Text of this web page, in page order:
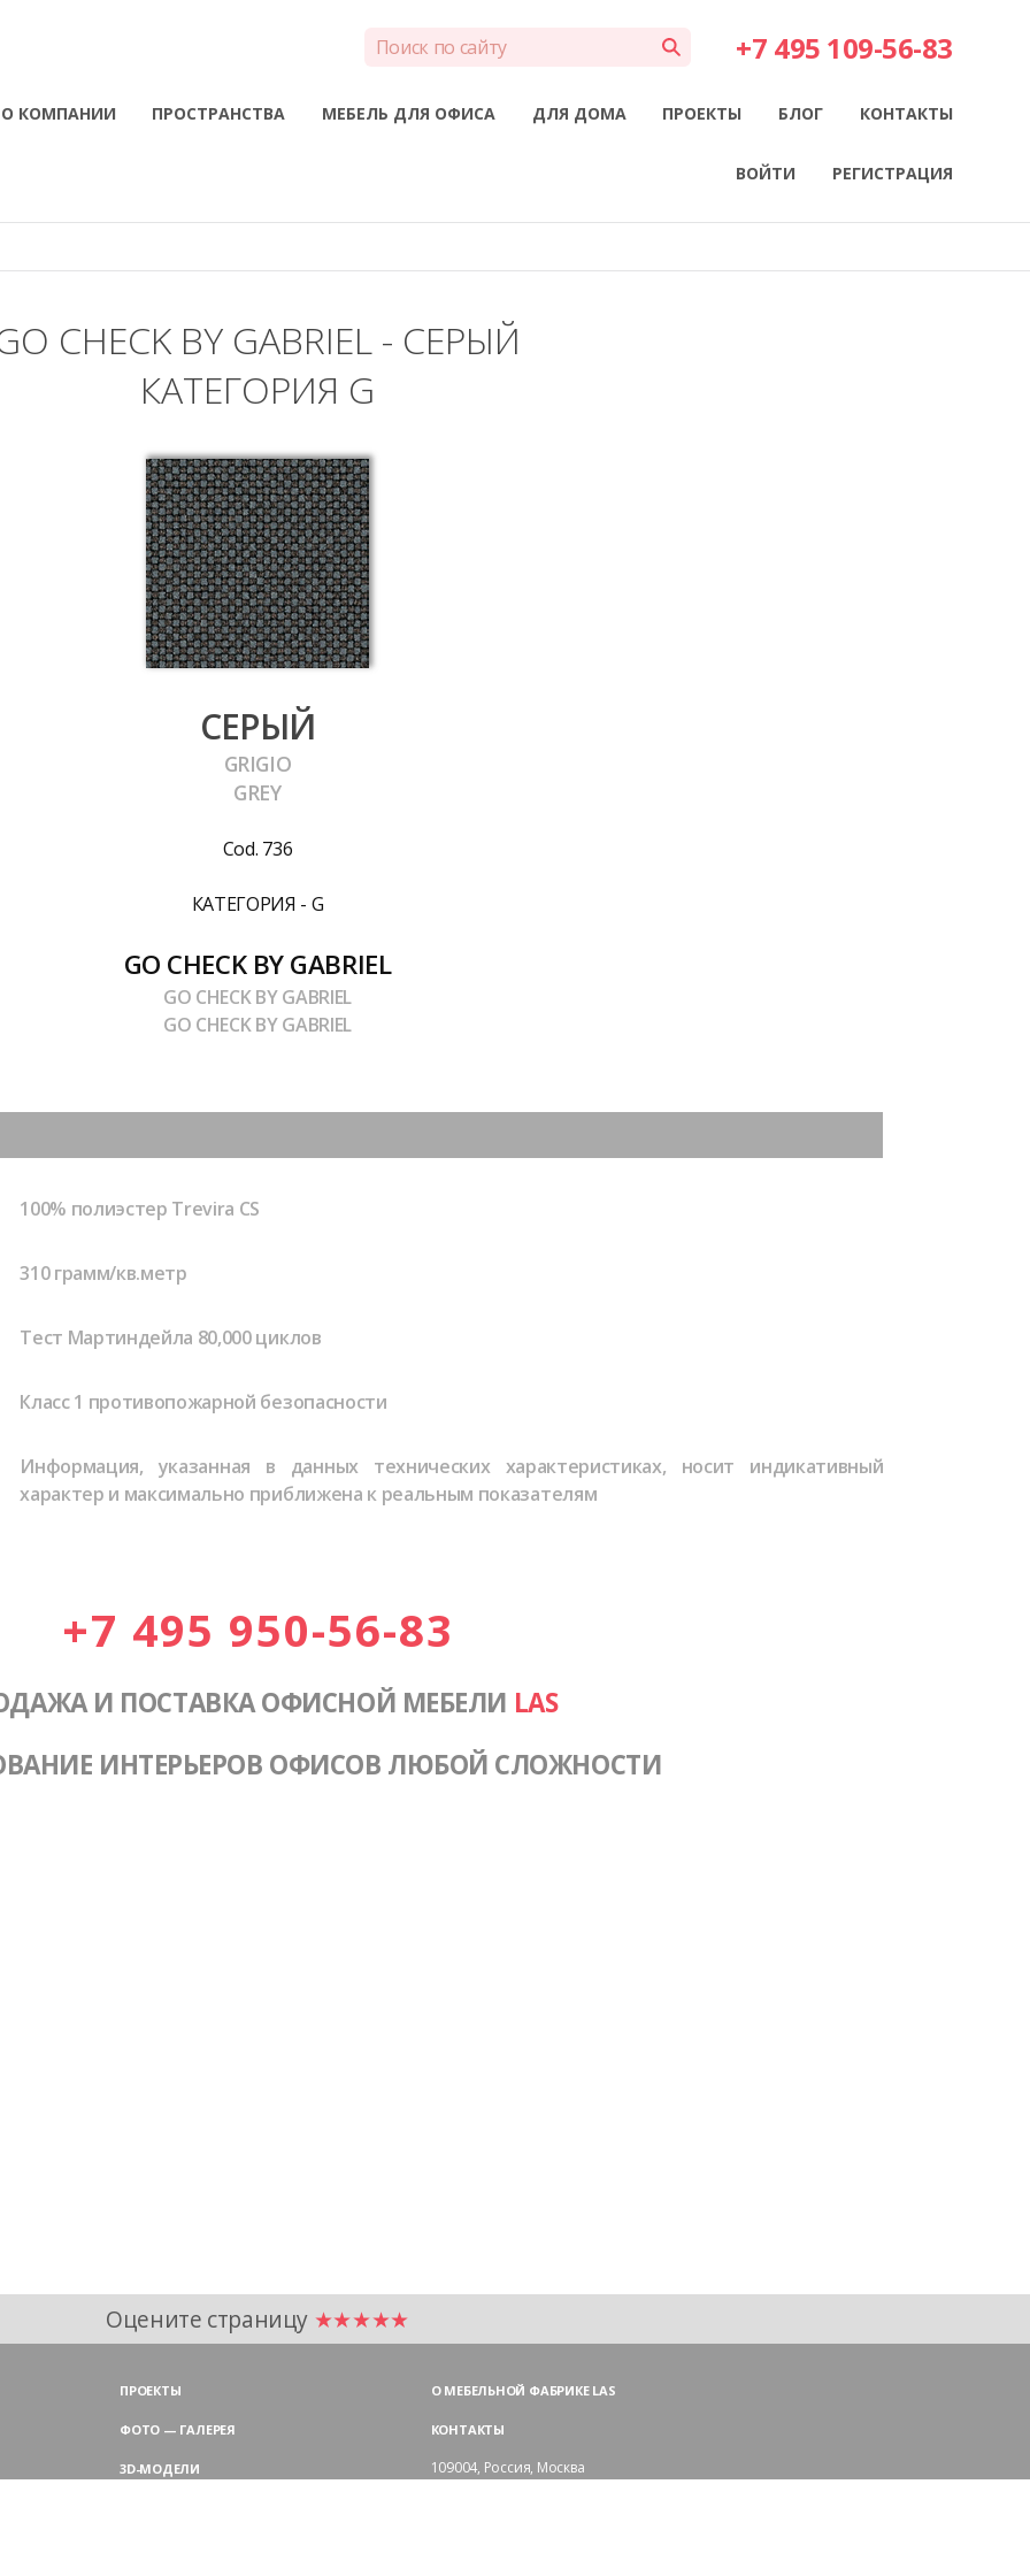
+7 495 109-56-83
О КОМПАНИИ ПРОСТРАНСТВА МЕБЕЛЬ ДЛЯ ОФИСА ДЛЯ ДОМА ПРОЕКТЫ БЛОГ КОНТАКТЫ
ВОЙТИ РЕГИСТРАЦИЯ
CHECK BY GABRIEL - СЕРЫЙ
КАТЕГОРИЯ G
СЕРЫЙ
GRIGIO
GREY
Cod. 736
КАТЕГОРИЯ - G
GO CHECK BY GABRIEL
GO CHECK BY GABRIEL
GO CHECK BY GABRIEL
100% полиэстер Trevira CS
310 грамм/кв.метр
Тест Мартиндейла 80,000 циклов
Класс 1 противопожарной безопасности
Информация, указанная в данных технических характеристиках, носит индикативный
характер и максимально приближена к реальным показателям
+7 495 950-56-83
И ПОСТАВКА ОФИСНОЙ МЕБЕЛИ LAS
ИНТЕРЬЕРОВ ОФИСОВ ЛЮБОЙ СЛОЖНОСТИ
Оцените страницу ★★★★★
ПРОЕКТЫ
ФОТО — ГАЛЕРЕЯ
3D-МОДЕЛИ
О МЕБЕЛЬНОЙ ФАБРИКЕ LAS
КОНТАКТЫ
109004, Россия, Москва